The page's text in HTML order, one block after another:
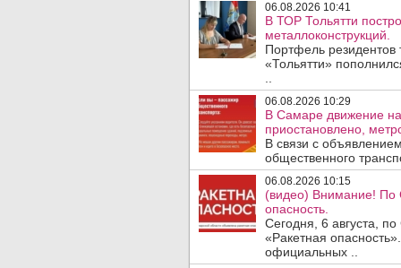
06.08.2026 10:41
В ТОР Тольятти
металлоконструкций.
Портфель
«Тольятти»
06.08.2026 10:29
В Самаре движение
приостановлено,
В связи с
общественного
06.08.2026 10:15
(видео) Внимание! По
опасность.
Сегодня, 6 августа,
«Ракетная
официальных ..